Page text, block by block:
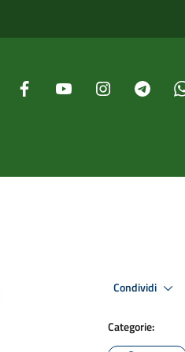
Condividi
Categorie: